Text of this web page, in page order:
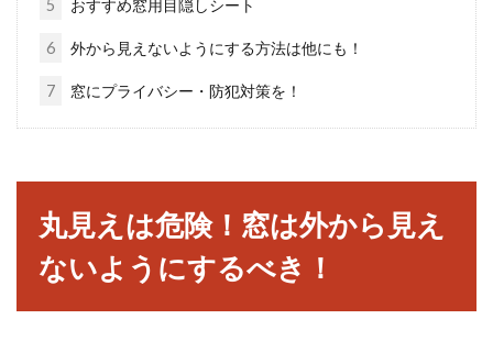
望が入ること...
をするときの注意点とは？
これから一人暮らしを始めるために、アパート
を探しているという女性もいるのではないでし
5 おすすめ窓用目隠しシート
6 外から見えないようにする方法は他にも！
7 窓にプライバシー・防犯対策を！
丸見えは危険！窓は外から見え
ないようにするべき！